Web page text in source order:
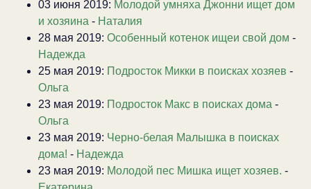
03 июня 2019: Молодой умняха Джонни ищет дом
и хозяина - Наталия
28 мая 2019: Особенный котенок ищеи свой дом -
Надежда
25 мая 2019: Подросток Микки в поисках хозяев -
Ольга
23 мая 2019: Подросток Макс в поисках дома -
Ольга
23 мая 2019: Черно-белая Малышка в поисках
дома! - Надежда
23 мая 2019: Молодой пес Мишка ищет хозяев. -